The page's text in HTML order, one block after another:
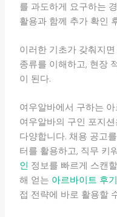
를 과도하게 요구하는
활용과 함께 추가 확인
이러한 기초가 갖춰지
종류를 이해하고, 현장
이 된다.
여우알바에서 구하는
여우알바의 구인 포지
다양합니다. 채용 공고
터를 활용하고, 직무 키
인 정보를 빠르게 스캔
해 얻는 아르바이트 후기
접 전략에 바로 활용할